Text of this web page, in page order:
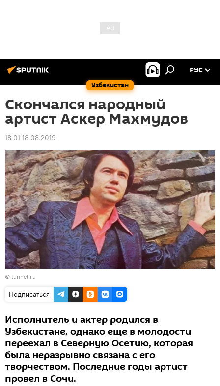
Узбекистан
РУС
Скончался народный
артист Аскер Махмудов
18:01 18.08.2019
© tunnel.ru
Подписаться
Исполнитель и актер родился в
Узбекистане, однако еще в молодости
переехал в Северную Осетию, которая
была неразрывно связана с его
творчеством. Последние годы артист
провел в Сочи.